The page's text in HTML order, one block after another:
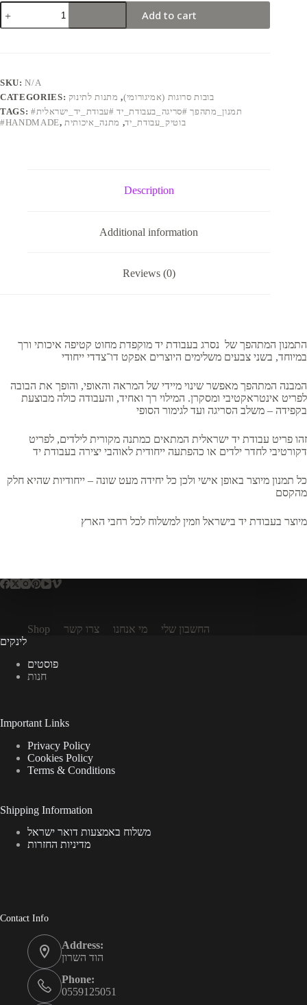
תמנון
מתהפך
סרוג
רך
quantity
Add to cart
SKU:N/A
CATEGORIES:
בובות סרוגות (אמיגורומי), מתנות לתינוק
TAGS: #תמנון_מתהפך #סריגה_בעבודת_יד #עבודת_יד_ישראלית
#HANDMADE, בוטיק_עבודת_יד, מתנה_איכותית
Description
Additional information
Reviews (0)
התמנון המתהפך של נסרג בעבודת יד מוקפדת מחוט קטיפה איכותי ורך
במיוחד, בשני צבעים משלימים היוצרים אפקט דו־צדדי ייחודי
המבנה המתהפך מאפשר שינוי מיידי של המראה והאופי, והופך את הבובה
לפריט אינטראקטיבי ומסקרן. המילוי רך ואחיד, והעבודה כולה מבוצעת
בקפידה – משלב הסריגה ועד לגימור הסופי
זהו פריט עבודת יד ישראלית המתאים כמתנה מקורית לילדים, לפריט
דקורטיבי לחדר ילדים או כהפתעה ייחודית לאוהבי יצירה בעבודת יד
כל תמנון מיוצר באופן אישי ולכן כל יחידה מעט שונה – ייחודיות שהיא חלק
מהקסם
מיוצר בעבודת יד בישראל וזמין למשלוח לכל רחבי הארץ
Shop צרו קשר מי אנחנו
החשבון שלי
לינקים
פוסטים
חנות
Important Links
Privacy Policy
Cookies Policy
Terms & Conditions
Shipping Information
משלוח באמצעות דואר ישראל
מדיניות החזרות
Contact Info
Address:
הוד השרון
Phone:
0559125051